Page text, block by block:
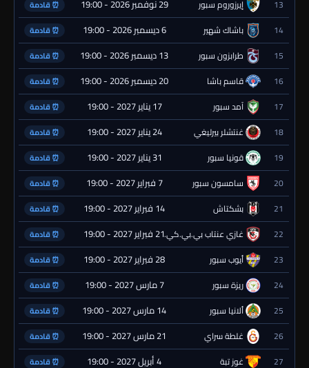
13 إيرزوروم سبور 29 نوفمبر 2026 - 19:00 ⏰ قادمة
14 باشاك شهير 6 ديسمبر 2026 - 19:00 ⏰ قادمة
15 طرابزون سبور 13 ديسمبر 2026 - 19:00 ⏰ قادمة
16 قاسم باشا 20 ديسمبر 2026 - 19:00 ⏰ قادمة
17 آمد سبور 17 يناير 2027 - 19:00 ⏰ قادمة
18 غنتشلر بيرليغي 24 يناير 2027 - 19:00 ⏰ قادمة
19 قونيا سبور 31 يناير 2027 - 19:00 ⏰ قادمة
20 سامسون سبور 7 فبراير 2027 - 19:00 ⏰ قادمة
21 بشكتاش 14 فبراير 2027 - 19:00 ⏰ قادمة
22 غازي عنتاب بي.بي.كي.21 فبراير 2027 - 19:00 ⏰ قادمة
23 أيوب سبور 28 فبراير 2027 - 19:00 ⏰ قادمة
24 ريزة سبور 7 مارس 2027 - 19:00 ⏰ قادمة
25 ألانيا سبور 14 مارس 2027 - 19:00 ⏰ قادمة
26 غلطة سراي 21 مارس 2027 - 19:00 ⏰ قادمة
27 غوز تبة 4 أبريل 2027 - 19:00 ⏰ قادمة